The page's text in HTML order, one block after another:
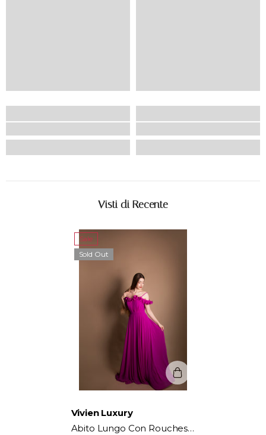
Visti di Recente
Sale
Sold Out
Vendor:
Vivien Luxury
Abito Lungo Con Rouches